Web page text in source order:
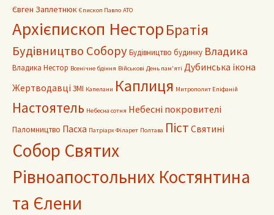
Євген Заплетнюк Єпископ Павло АТО
Архієпископ Нестор Братія
Будівництво Собору Будівництво будинку Владика
Владика Нестор Всенічне бдіння Військові День пам'яті Дубинська ікона
Жертводавці ЗМІ Капелани Каплиця Митрополит Епіфаній
Настоятель Небесна сотня Небесні покровителі
Паломництво Пасха Патріарх Філарет Полтава Піст Святині
Собор Святих
Рівноапостольних Костянтина
та Єлени